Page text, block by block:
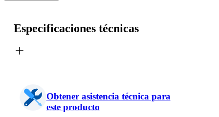
Especificaciones técnicas
Obtener asistencia técnica para
este producto